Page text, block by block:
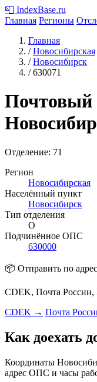
📮 IndexBase.ru
Главная Регионы
Главная
/ Новосибирская
/ Новосибирск
/ 630071
Почтовый
Отделение: 71
Регион
Новосибирская
Населённый пункт
Новосибирск
Тип отделения
О
Подчинённое ОПС
630000
📦 Отправить по
CDEK, Почта
CDEK → Почта
Как доехать
Координаты
адрес ОПС и часы